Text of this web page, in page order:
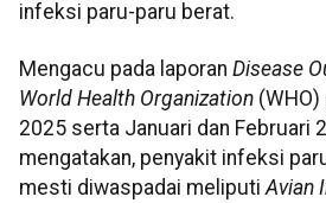
infeksi paru-paru berat.
Mengacu pada laporan Disease
World Health Organization
2025 serta Januari dan Februari
mengatakan, penyakit infeksi
mesti diwaspadai meliputi Avian